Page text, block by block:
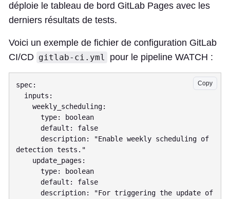
déploie le tableau de bord GitLab Pages avec les
derniers résultats de tests.
Voici un exemple de fichier de configuration GitLab
CI/CD gitlab-ci.yml pour le pipeline WATCH :
Copy
spec:
detection tests."